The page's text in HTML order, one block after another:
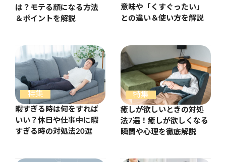
は？モテる顔になる方法
＆ポイントを解説
意味や「くすぐったい」
との違い＆使い方を解説
特集
暇すぎる時は何をすれば
いい？休日や仕事中に暇
すぎる時の対処法20選
特集
癒しが欲しいときの対処
法7選！癒しが欲しくなる
瞬間や心理を徹底解説